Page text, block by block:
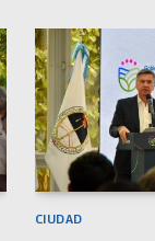
CIUDAD